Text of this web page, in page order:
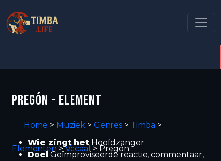
PREGÓN - ELEMENT
Home > Muziek > Genres > Timba >
Elementen> Vocaal> Pregón
Wie zingt hetHoofdzanger
DoelGeïmproviseerde reactie, commentaar,